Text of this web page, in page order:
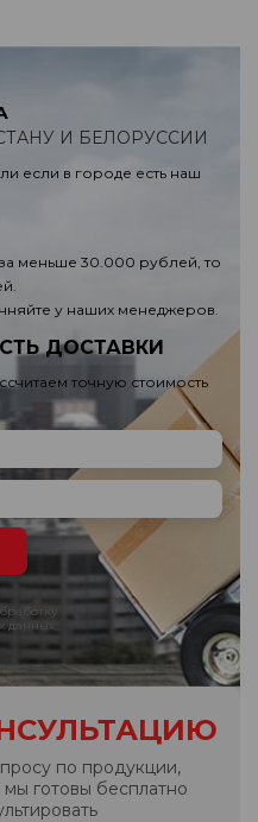
И БЕЛОРУССИИ
если в городе есть наш
меньше 30.000 рублей, то
у наших менеджеров.
ДОСТАВКИ
точную стоимость
данных
по продукции,
готовы бесплатно